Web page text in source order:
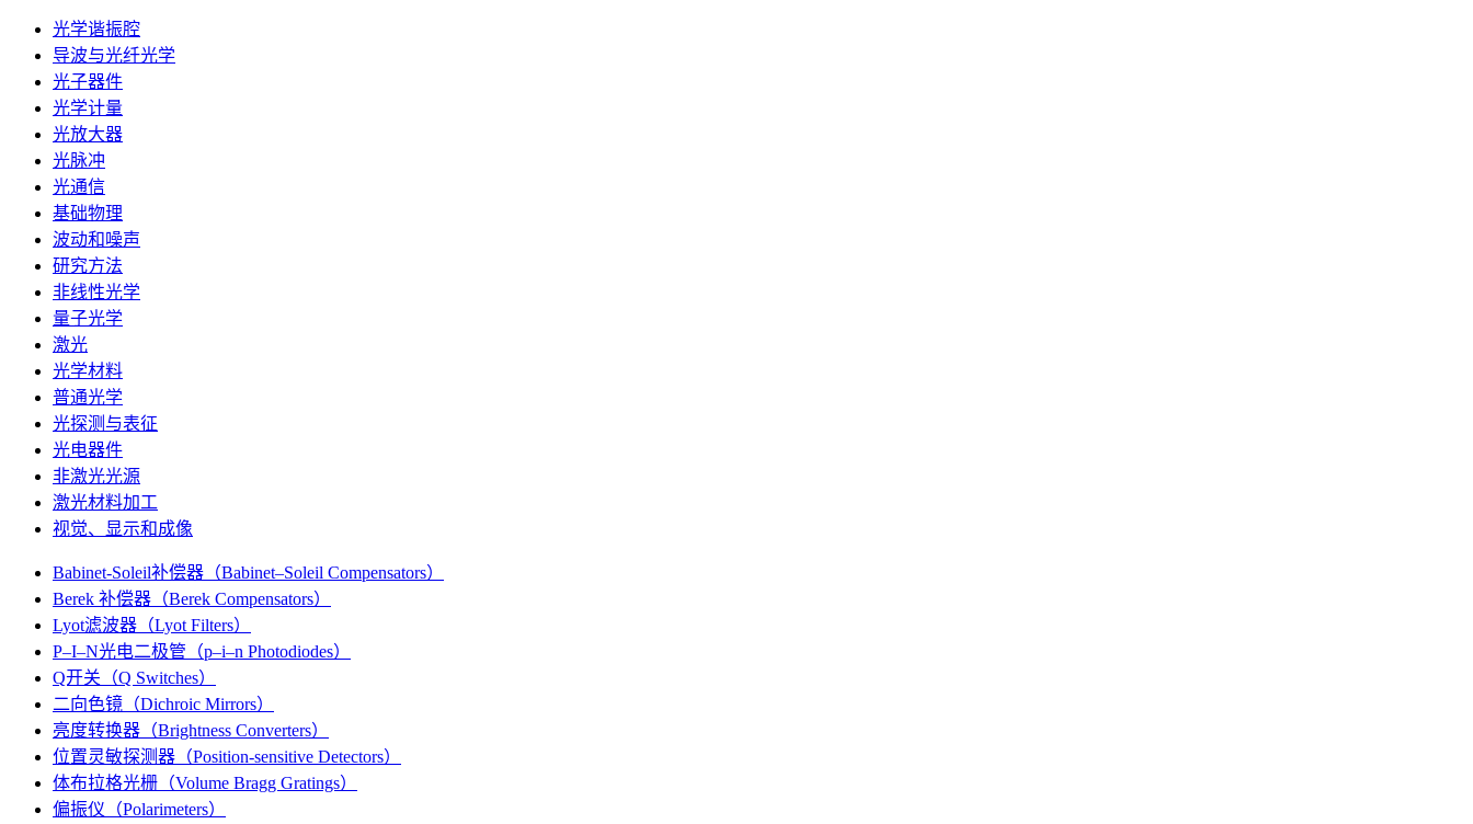
光学谐振腔
导波与光纤光学
光子器件
光学计量
光放大器
光脉冲
光通信
基础物理
波动和噪声
研究方法
非线性光学
量子光学
激光
光学材料
普通光学
光探测与表征
光电器件
非激光光源
激光材料加工
视觉、显示和成像
Babinet-Soleil补偿器（Babinet–Soleil Compensators）
Berek 补偿器（Berek Compensators）
Lyot滤波器（Lyot Filters）
P–I–N光电二极管（p–i–n Photodiodes）
Q开关（Q Switches）
二向色镜（Dichroic Mirrors）
亮度转换器（Brightness Converters）
位置灵敏探测器（Position-sensitive Detectors）
体布拉格光栅（Volume Bragg Gratings）
偏振仪（Polarimeters）